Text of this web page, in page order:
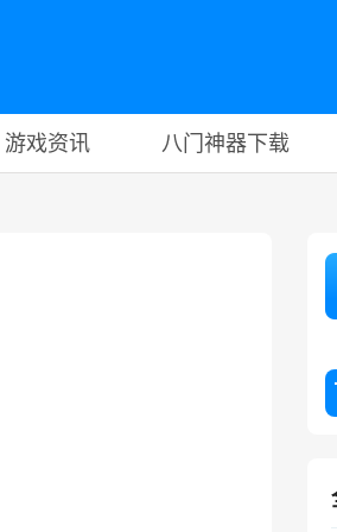
游戏资讯 八门神器下载